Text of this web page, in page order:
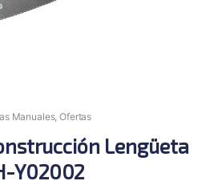
Manuales,Ofertas
Lengüeta
Y02002